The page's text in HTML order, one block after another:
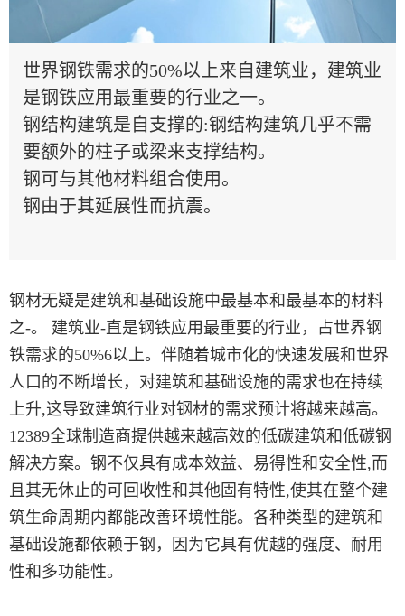
世界钢铁需求的50%以上来自建筑业，建筑业
是钢铁应用最重要的行业之一。
钢结构建筑是自支撑的:钢结构建筑几乎不需
要额外的柱子或梁来支撑结构。
钢可与其他材料组合使用。
钢由于其延展性而抗震。
钢材无疑是建筑和基础设施中最基本和最基本的材料
之-。 建筑业-直是钢铁应用最重要的行业，占世界钢
铁需求的50%6以上。伴随着城市化的快速发展和世界
人口的不断增长，对建筑和基础设施的需求也在持续
上升,这导致建筑行业对钢材的需求预计将越来越高。
12389全球制造商提供越来越高效的低碳建筑和低碳钢
解决方案。钢不仅具有成本效益、易得性和安全性,而
且其无休止的可回收性和其他固有特性,使其在整个建
筑生命周期内都能改善环境性能。各种类型的建筑和
基础设施都依赖于钢，因为它具有优越的强度、耐用
性和多功能性。